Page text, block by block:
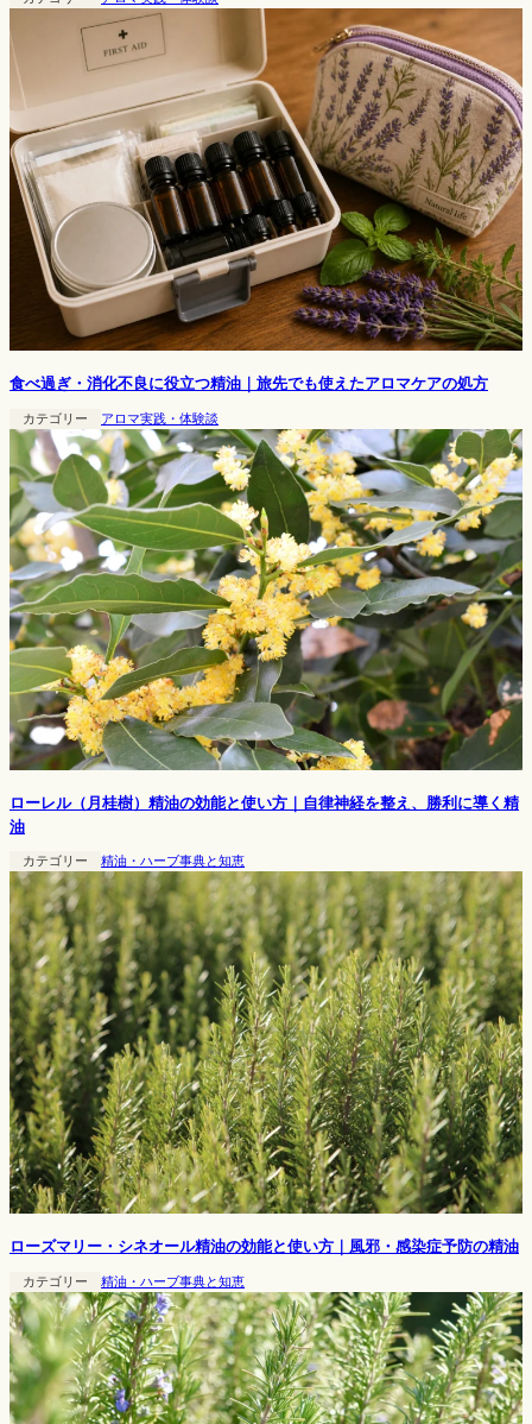
食べ過ぎ・消化不良に役立つ精油｜旅先でも使えたアロマケアの処方
カテゴリー アロマ実践・体験談
ローレル（月桂樹）精油の効能と使い方｜自律神経を整え、勝利に導く精
油
カテゴリー 精油・ハーブ事典と知恵
ローズマリー・シネオール精油の効能と使い方｜風邪・感染症予防の精油
カテゴリー 精油・ハーブ事典と知恵